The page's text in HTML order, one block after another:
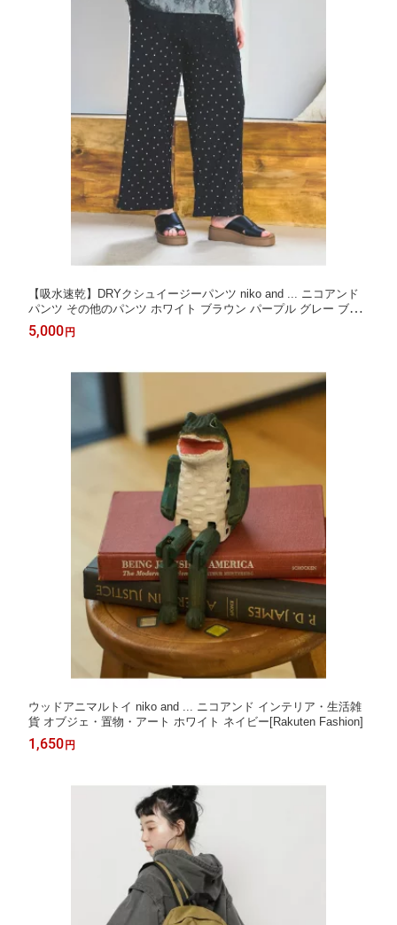
【吸水速乾】DRYクシュイージーパンツ niko and ... ニコアンド
パンツ その他のパンツ ホワイト ブラウン パープル グレー ブラ
ック ブルー【送料無料】[Rakuten Fashion]
5,000 円
ウッドアニマルトイ niko and ... ニコアンド インテリア・生活雑
貨 オブジェ・置物・アート ホワイト ネイビー[Rakuten Fashion]
1,650 円